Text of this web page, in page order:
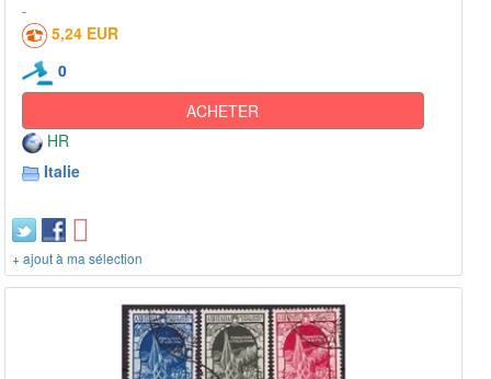
5,24 EUR
0
ACHETER
HR
Italie
+ ajout à ma sélection